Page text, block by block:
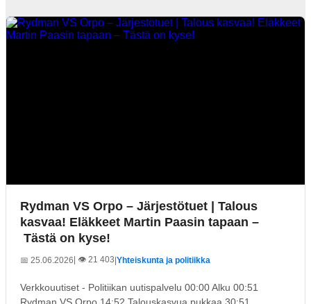
Rydman VS Orpo – Järjestötuet | Talous
kasvaa! Eläkkeet Martin Paasin tapaan –
Tästä on kyse!
📅 25.06.2026| 👁️ 21 403 Yhteiskunta ja politiikka
Verkkouutiset - Politiikan uutispalvelu 00:00 Alku 00:51